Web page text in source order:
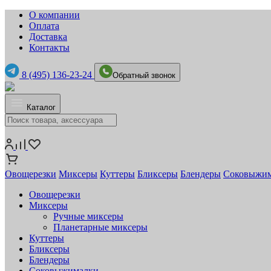
О компании
Оплата
Доставка
Контакты
8 (495) 136-23-24 Обратный звонок
Каталог
Овощерезки Миксеры Куттеры Бликсеры Блендеры
Овощерезки
Миксеры
Ручные миксеры
Планетарные миксеры
Куттеры
Бликсеры
Блендеры